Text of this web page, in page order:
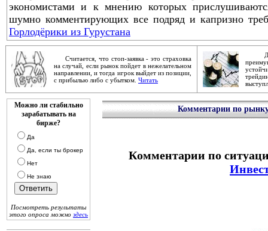
экономистами и к мнению которых
шумно комментирующих все подряд и капризно
Горлодёрики из Гурустана
Считается, что стоп-заявка - это страховка
на случай, если рынок пойдет в нежелательном
направлении, и тогда игрок выйдет из позиции,
с прибылью либо с убытком. Читать
Можно ли стабильно
зарабатывать на
бирже?
Да
Да, если ты брокер
Нет
Не знаю
Посмотреть результаты
этого опроса можно здесь
Комментарии по
Комментарии по